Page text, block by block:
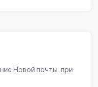
Новой почты: при